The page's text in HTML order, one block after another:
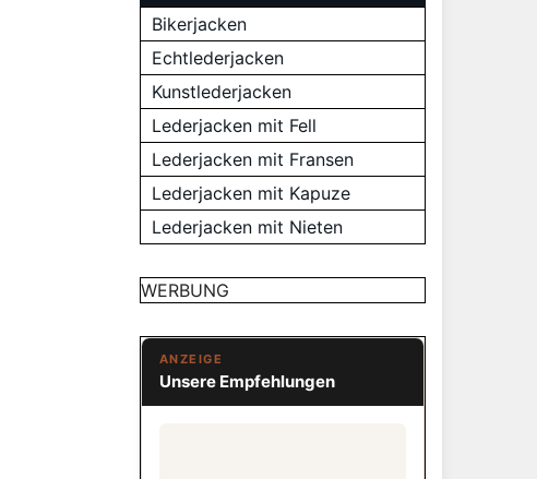
Bikerjacken
Echtlederjacken
Kunstlederjacken
Lederjacken mit Fell
Lederjacken mit Fransen
Lederjacken mit Kapuze
Lederjacken mit Nieten
WERBUNG
ANZEIGE
Unsere Empfehlungen